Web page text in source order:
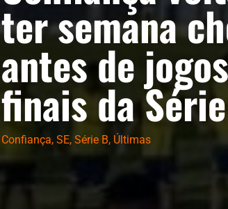
ter semana
antes de jogos
finais da
Confiança, SE, Série B, Últimas